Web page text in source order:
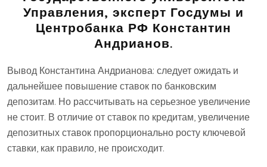
Управления, эксперт Госдумы и
Центробанка РФ Константин
Андрианов.
Вывод Константина Андрианова: следует ожидать и
дальнейшее повышение ставок по банковским
депозитам. Но рассчитывать на серьезное увеличение
не стоит. В отличие от ставок по кредитам, увеличение
депозитных ставок пропорционально росту ключевой
ставки, как правило, не происходит.